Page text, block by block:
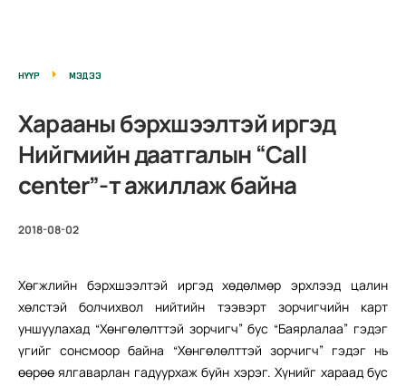
НҮҮР МЭДЭЭ
Харааны бэрхшээлтэй иргэд
Нийгмийн даатгалын “Call
center”-т ажиллаж байна
2018-08-02
Хөгжлийн бэрхшээлтэй иргэд хөдөлмөр эрхлээд цалин
хөлстэй болчихвол нийтийн тээвэрт зорчигчийн карт
уншуулахад “Хөнгөлөлттэй зорчигч” бус “Баярлалаа” гэдэг
үгийг сонсмоор байна “Хөнгөлөлттэй зорчигч” гэдэг нь
өөрөө ялгаварлан гадуурхаж буйн хэрэг. Хүнийг хараад бус